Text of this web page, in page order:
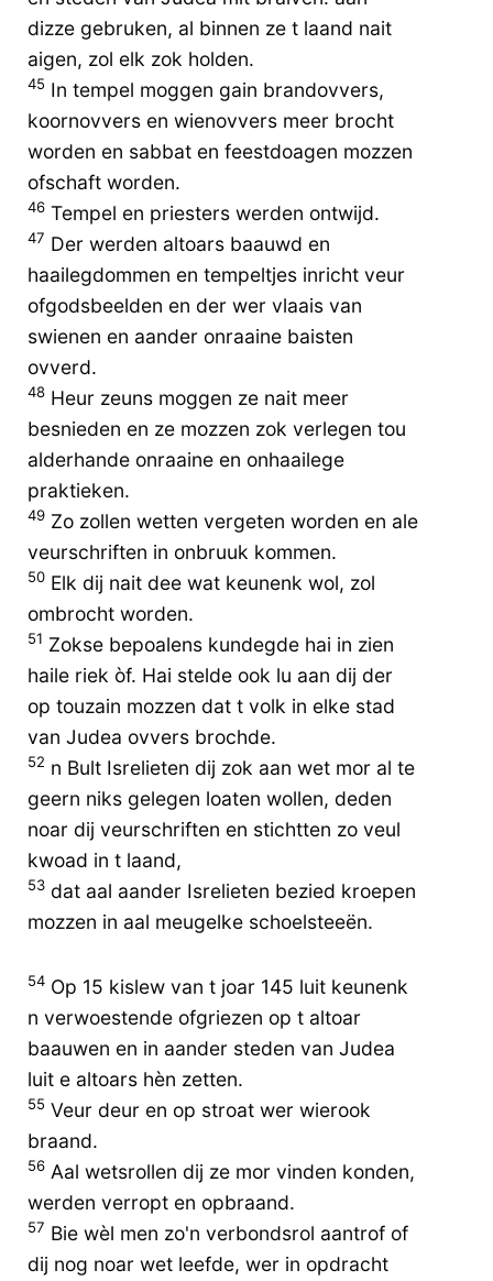
dizze gebruken, al binnen ze t laand nait
aigen, zol elk zok holden.
45 In tempel moggen gain brandovvers,
koornovvers en wienovvers meer brocht
worden en sabbat en feestdoagen mozzen
ofschaft worden.
46 Tempel en priesters werden ontwijd.
47 Der werden altoars baauwd en
haailegdommen en tempeltjes inricht veur
ofgodsbeelden en der wer vlaais van
swienen en aander onraaine baisten
ovverd.
48 Heur zeuns moggen ze nait meer
besnieden en ze mozzen zok verlegen tou
alderhande onraaine en onhaailege
praktieken.
49 Zo zollen wetten vergeten worden en ale
veurschriften in onbruuk kommen.
50 Elk dij nait dee wat keunenk wol, zol
ombrocht worden.
51 Zokse bepoalens kundegde hai in zien
haile riek òf. Hai stelde ook lu aan dij der
op touzain mozzen dat t volk in elke stad
van Judea ovvers brochde.
52 n Bult Isrelieten dij zok aan wet mor al te
geern niks gelegen loaten wollen, deden
noar dij veurschriften en stichtten zo veul
kwoad in t laand,
53 dat aal aander Isrelieten bezied kroepen
mozzen in aal meugelke schoelsteeën.
54 Op 15 kislew van t joar 145 luit keunenk
n verwoestende ofgriezen op t altoar
baauwen en in aander steden van Judea
luit e altoars hèn zetten.
55 Veur deur en op stroat wer wierook
braand.
56 Aal wetsrollen dij ze mor vinden konden,
werden verropt en opbraand.
57 Bie wèl men zo'n verbondsrol aantrof of
dij nog noar wet leefde, wer in opdracht